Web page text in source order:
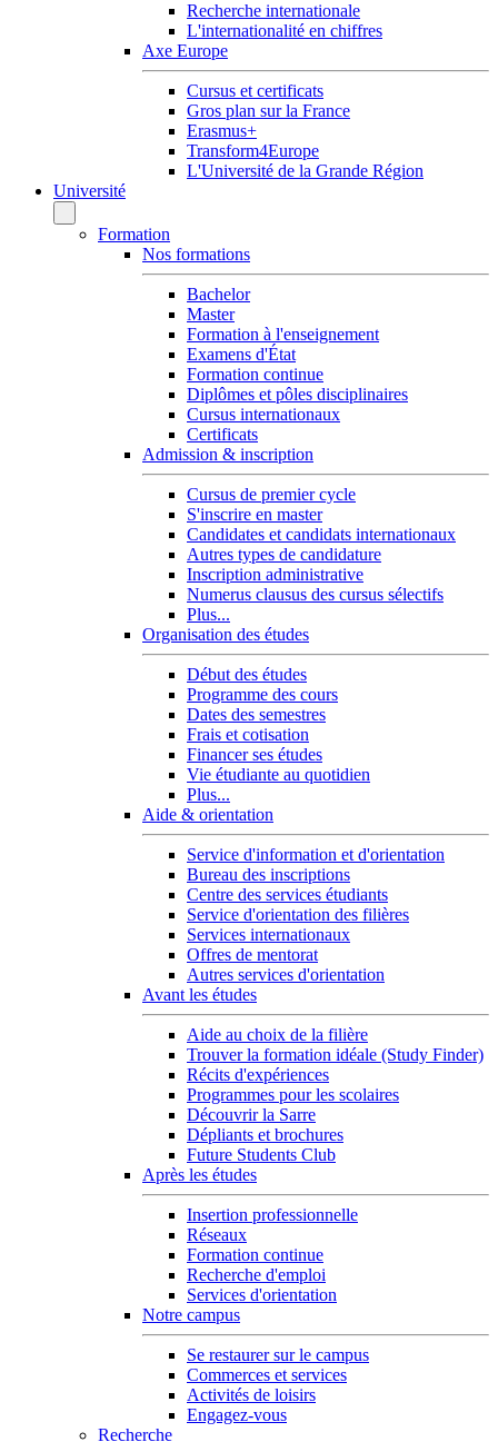
Recherche internationale
L'internationalité en chiffres
Axe Europe
Cursus et certificats
Gros plan sur la France
Erasmus+
Transform4Europe
L'Université de la Grande Région
Université
Formation
Nos formations
Bachelor
Master
Formation à l'enseignement
Examens d'État
Formation continue
Diplômes et pôles disciplinaires
Cursus internationaux
Certificats
Admission & inscription
Cursus de premier cycle
S'inscrire en master
Candidates et candidats internationaux
Autres types de candidature
Inscription administrative
Numerus clausus des cursus sélectifs
Plus...
Organisation des études
Début des études
Programme des cours
Dates des semestres
Frais et cotisation
Financer ses études
Vie étudiante au quotidien
Plus...
Aide & orientation
Service d'information et d'orientation
Bureau des inscriptions
Centre des services étudiants
Service d'orientation des filières
Services internationaux
Offres de mentorat
Autres services d'orientation
Avant les études
Aide au choix de la filière
Trouver la formation idéale (Study Finder)
Récits d'expériences
Programmes pour les scolaires
Découvrir la Sarre
Dépliants et brochures
Future Students Club
Après les études
Insertion professionnelle
Réseaux
Formation continue
Recherche d'emploi
Services d'orientation
Notre campus
Se restaurer sur le campus
Commerces et services
Activités de loisirs
Engagez-vous
Recherche